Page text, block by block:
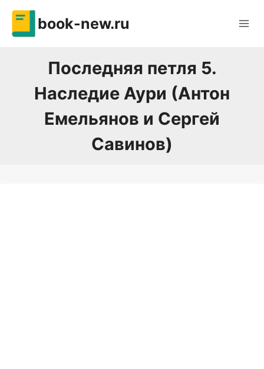
Перейти
содержимому
book-new.ru
Последняя петля 5.
Наследие Аури (Антон
Емельянов и Сергей
Савинов)